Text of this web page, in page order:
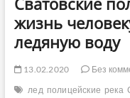
жизнь
ледяную воду
13.02.2020
Без
лед полицейские река